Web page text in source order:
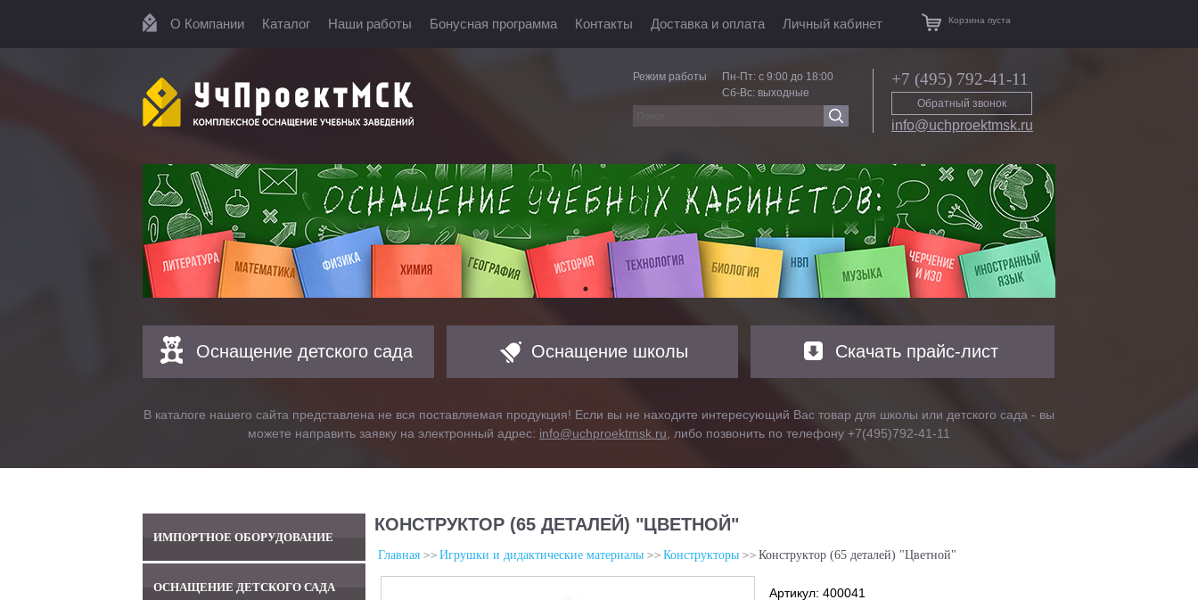
О Компании Каталог Наши работы Бонусная программа Контакты Доставка и оплата Личный кабинет Корзина пуста
Режим работы
Пн-Пт: с 9:00 до 18:00
Сб-Вс: выходные
+7 (495) 792-41-11
Обратный звонок
info@uchproektmsk.ru
Оснащение детского сада Оснащение школы Скачать прайс-лист
В каталоге нашего сайта представлена не вся поставляемая продукция! Если вы не находите интересующий Вас товар для школы или детского сада - вы
можете направить заявку на электронный адрес: info@uchproektmsk.ru , либо позвонить по телефону +7(495)792-41-11
ИМПОРТНОЕ ОБОРУДОВАНИЕ
ОСНАЩЕНИЕ ДЕТСКОГО САДА
КОНСТРУКТОР (65 ДЕТАЛЕЙ) "ЦВЕТНОЙ"
Главная Игрушки и дидактические материалы Конструкторы Конструктор (65 деталей) "Цветной"
Артикул: 400041